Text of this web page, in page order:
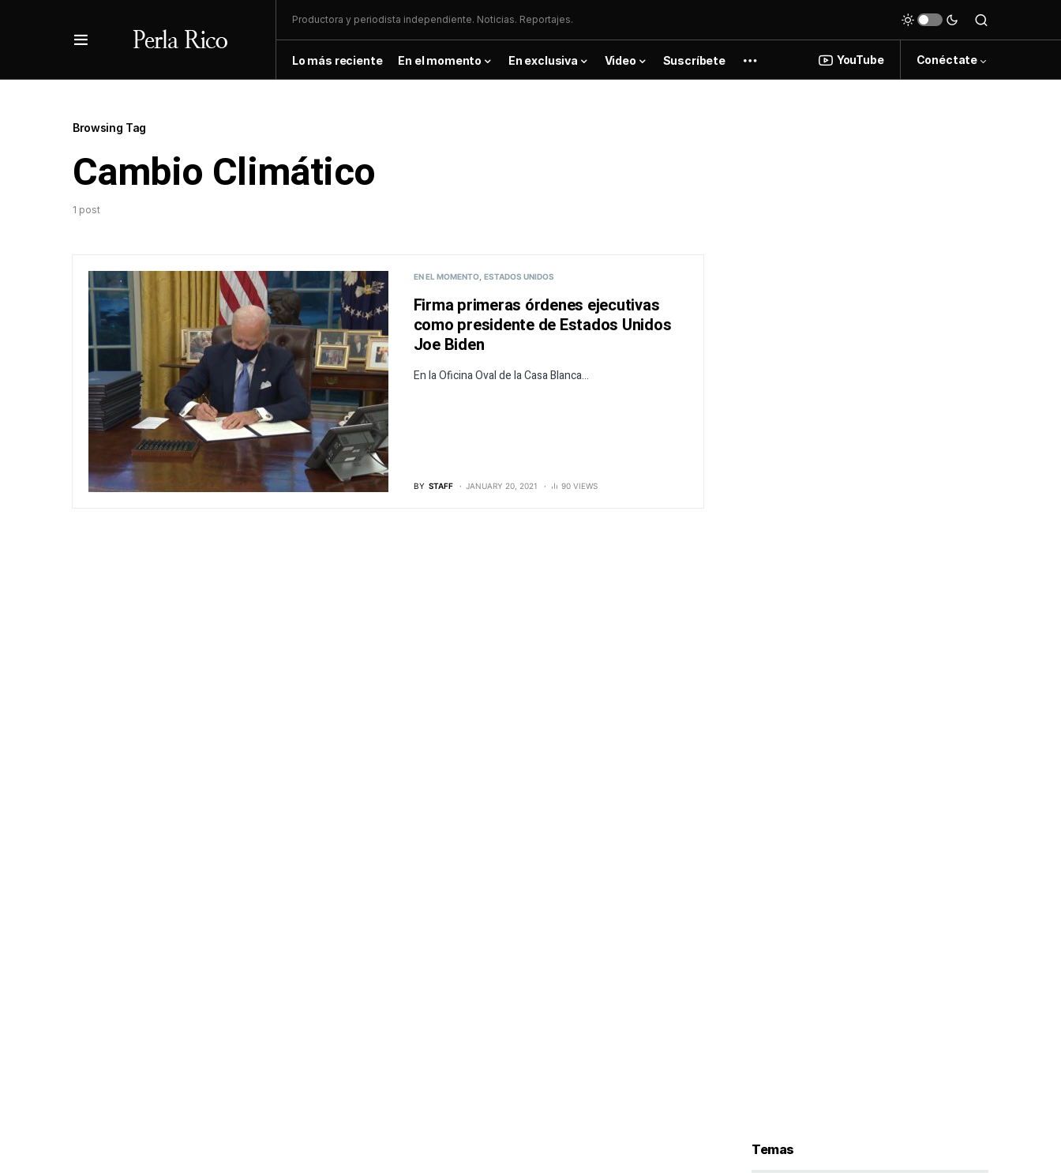
Productora y periodista independiente. Noticias. Reportajes.
Lo más reciente En el momento En exclusiva Video Suscríbete YouTube Conéctate
Browsing Tag
Cambio Climático
1 post
EN EL MOMENTO ESTADOS UNIDOS
Firma primeras órdenes ejecutivas
como presidente de Estados Unidos
Joe Biden
En la Oficina Oval de la Casa Blanca...
BY STAFF JANUARY 20, 2021 90 VIEWS
Temas